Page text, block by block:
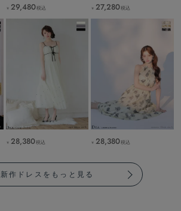
￥ 29,480税込 ￥ 27,280税込
￥ 28,380税込 ￥ 28,380税込
新作ドレスをもっと見る